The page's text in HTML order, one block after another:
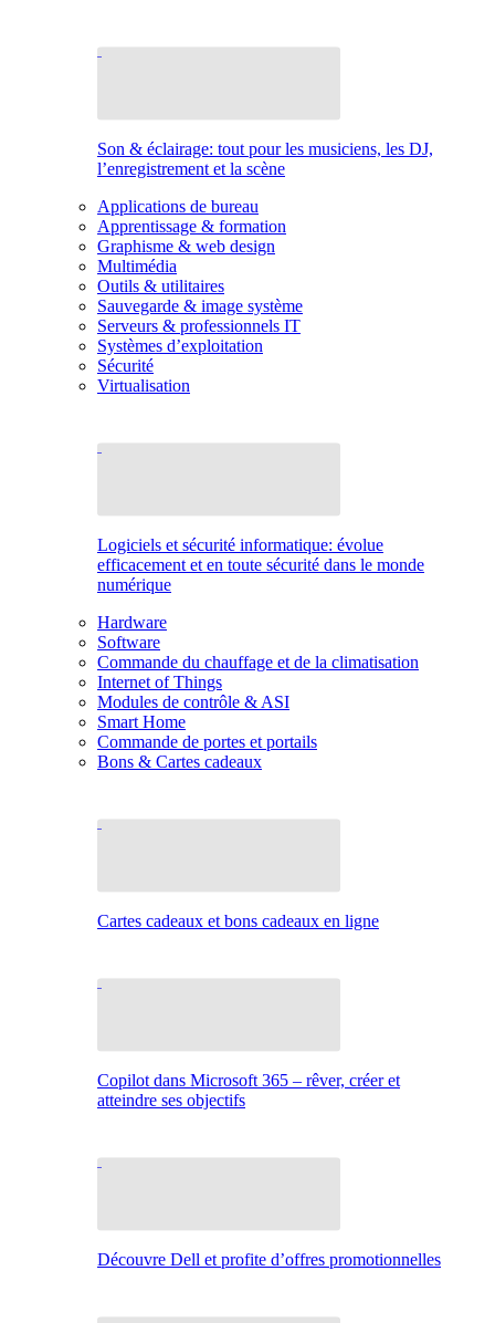
Son & éclairage: tout pour les musiciens, les DJ,
l’enregistrement et la scène
Applications de bureau
Apprentissage & formation
Graphisme & web design
Multimédia
Outils & utilitaires
Sauvegarde & image système
Serveurs & professionnels IT
Systèmes d’exploitation
Sécurité
Virtualisation
Logiciels et sécurité informatique: évolue
efficacement et en toute sécurité dans le monde
numérique
Hardware
Software
Commande du chauffage et de la climatisation
Internet of Things
Modules de contrôle & ASI
Smart Home
Commande de portes et portails
Bons & Cartes cadeaux
Cartes cadeaux et bons cadeaux en ligne
Copilot dans Microsoft 365 – rêver, créer et
atteindre ses objectifs
Découvre Dell et profite d’offres promotionnelles